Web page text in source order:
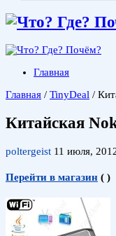
Главная
Главная / TinyDeal /
Китайская
poltergeist 11 июля,
Перейти в магазин ( )